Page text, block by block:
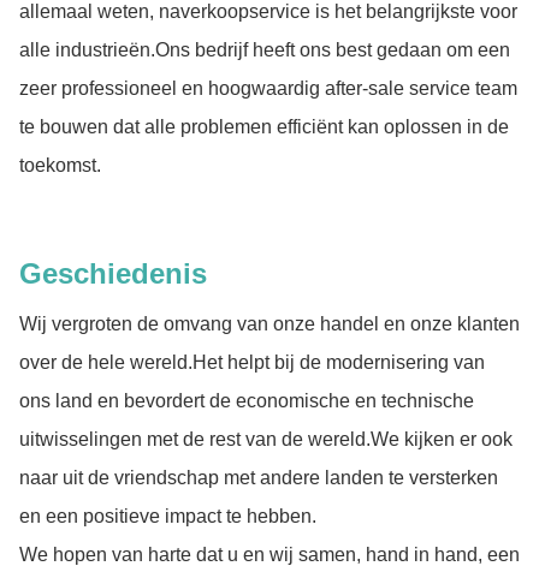
allemaal weten, naverkoopservice is het belangrijkste voor
alle industrieën.Ons bedrijf heeft ons best gedaan om een
zeer professioneel en hoogwaardig after-sale service team
te bouwen dat alle problemen efficiënt kan oplossen in de
toekomst.
Geschiedenis
Wij vergroten de omvang van onze handel en onze klanten
over de hele wereld.Het helpt bij de modernisering van
ons land en bevordert de economische en technische
uitwisselingen met de rest van de wereld.We kijken er ook
naar uit de vriendschap met andere landen te versterken
en een positieve impact te hebben.
We hopen van harte dat u en wij samen, hand in hand, een